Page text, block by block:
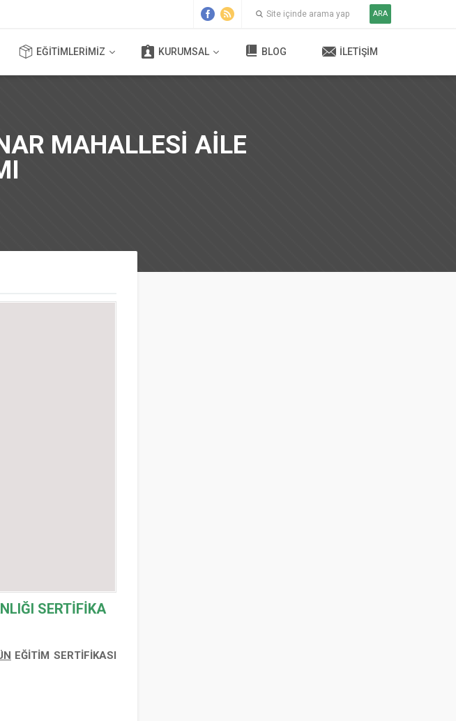
ARA
EĞİTİMLERİMİZ KURUMSAL BLOG İLETIŞIM
MAHALLESİ AİLE
SERTİFİKA
EĞİTİM SERTİFİKASI